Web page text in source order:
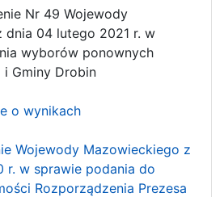
Nr 49 Wojewody
04 lutego 2021 r. w
wyborów ponownych
i Gminy Drobin
o wynikach
Mazowieckiego z
r. w sprawie podania do
Rozporządzenia Prezesa